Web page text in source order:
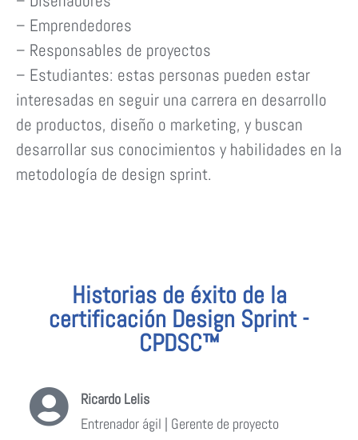
– Emprendedores
– Responsables de proyectos
– Estudiantes: estas personas pueden estar
interesadas en seguir una carrera en desarrollo
de productos, diseño o marketing, y buscan
desarrollar sus conocimientos y habilidades en la
metodología de design sprint.
Historias de éxito de la
certificación Design Sprint -
CPDSC™
Ricardo Lelis
Entrenador ágil | Gerente de proyecto